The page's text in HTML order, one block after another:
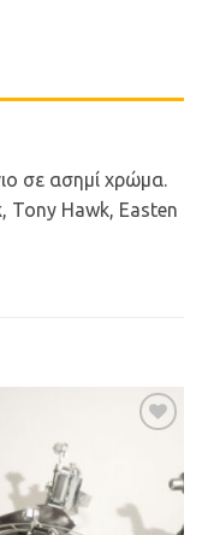
σε ασημί χρώμα.
Tony Hawk, Easten
Επιθυμιών